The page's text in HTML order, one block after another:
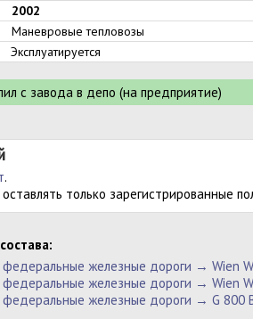
2002
Маневровые тепловозы
Эксплуатируется
c завода в депо (на предприятие)
.
только зарегистрированные
федеральные железные дороги → Wien
федеральные железные дороги → Wien
федеральные железные дороги → G 800